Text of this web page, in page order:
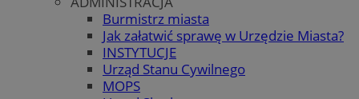
Burmistrz miasta
Jak załatwić sprawę w Urzędzie Miasta?
INSTYTUCJE
Urząd Stanu Cywilnego
MOPS